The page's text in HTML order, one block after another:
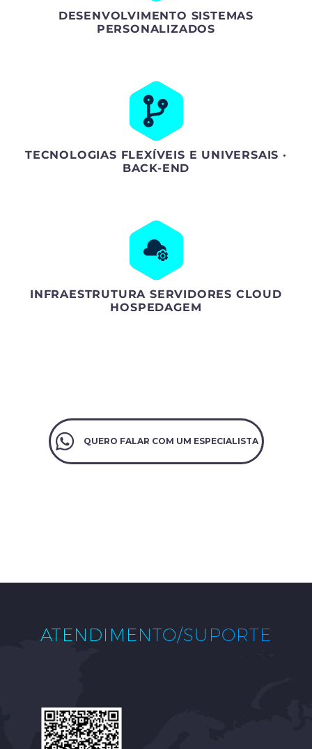
DESENVOLVIMENTO SISTEMAS
PERSONALIZADOS
TECNOLOGIAS FLEXÍVEIS E UNIVERSAIS ·
BACK-END
INFRAESTRUTURA SERVIDORES CLOUD
HOSPEDAGEM
QUERO FALAR COM UM ESPECIALISTA
ATENDIMENTO/SUPORTE